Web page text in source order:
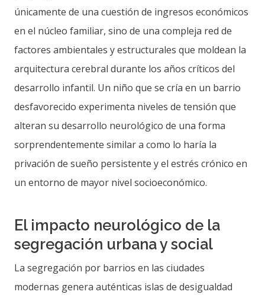
únicamente de una cuestión de ingresos económicos
en el núcleo familiar, sino de una compleja red de
factores ambientales y estructurales que moldean la
arquitectura cerebral durante los años críticos del
desarrollo infantil. Un niño que se cría en un barrio
desfavorecido experimenta niveles de tensión que
alteran su desarrollo neurológico de una forma
sorprendentemente similar a como lo haría la
privación de sueño persistente y el estrés crónico en
un entorno de mayor nivel socioeconómico.
El impacto neurológico de la
segregación urbana y social
La segregación por barrios en las ciudades
modernas genera auténticas islas de desigualdad